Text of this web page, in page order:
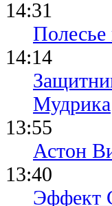
14:31
Полесье
14:14
Мудрика
13:55
Астон
13:40
Эффект